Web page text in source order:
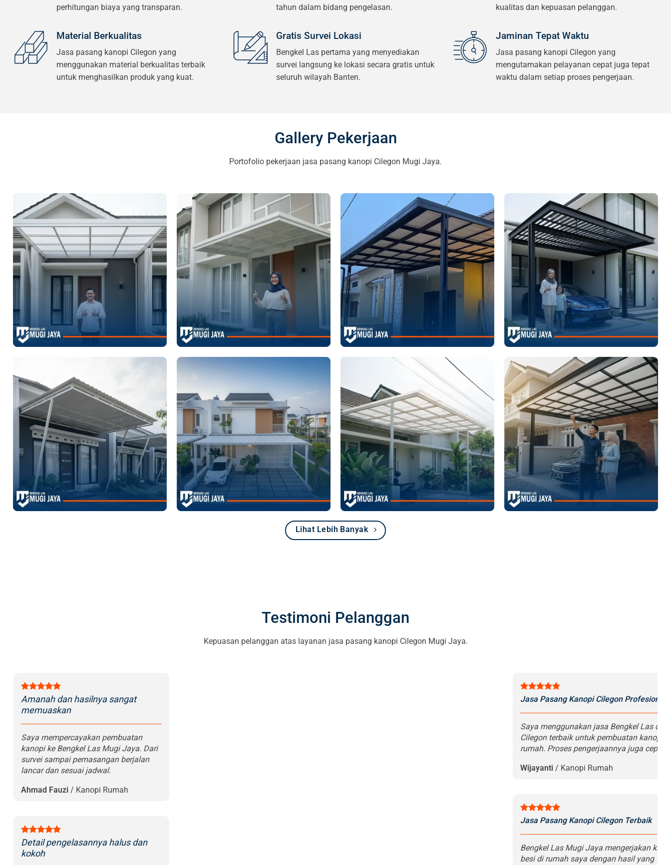
perhitungan biaya yang transparan.
tahun dalam bidang pengelasan.
kualitas dan kepuasan pelanggan.
Material Berkualitas
Jasa pasang kanopi Cilegon yang
menggunakan material berkualitas terbaik
untuk menghasilkan produk yang kuat.
Gratis Survei Lokasi
Bengkel Las pertama yang menyediakan
survei langsung ke lokasi secara gratis untuk
seluruh wilayah Banten.
Jaminan Tepat Waktu
Jasa pasang kanopi Cilegon yang
mengutamakan pelayanan cepat juga tepat
waktu dalam setiap proses pengerjaan.
Gallery Pekerjaan
Portofolio pekerjaan jasa pasang kanopi Cilegon Mugi Jaya.
Lihat Lebih Banyak
Testimoni Pelanggan
Kepuasan pelanggan atas layanan jasa pasang kanopi Cilegon Mugi Jaya.
Amanah dan hasilnya sangat
memuaskan
Saya mempercayakan pembuatan
kanopi ke Bengkel Las Mugi Jaya. Dari
survei sampai pemasangan berjalan
lancar dan sesuai jadwal.
Ahmad Fauzi / Kanopi Rumah
Detail pengelasannya halus dan
kokoh
Jasa Pasang Kanopi Cilegon Profesional
Saya menggunakan jasa Bengkel Las di
Cilegon terbaik untuk pembuatan kanopi
rumah. Proses pengerjaannya juga cepat.
Wijayanti / Kanopi Rumah
Jasa Pasang Kanopi Cilegon Terbaik
Bengkel Las Mugi Jaya mengerjakan
besi di rumah saya dengan hasil yang